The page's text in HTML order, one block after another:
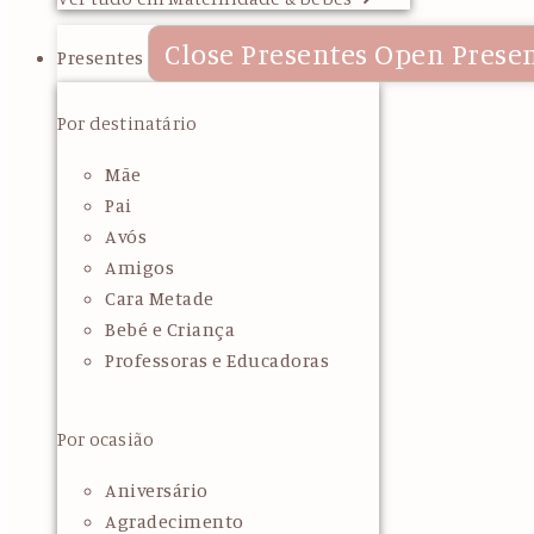
Presentes Close Presentes Open
Por destinatário
Mãe
Pai
Avós
Amigos
Cara Metade
Bebé e Criança
Professoras e Educadoras
Por ocasião
Aniversário
Agradecimento